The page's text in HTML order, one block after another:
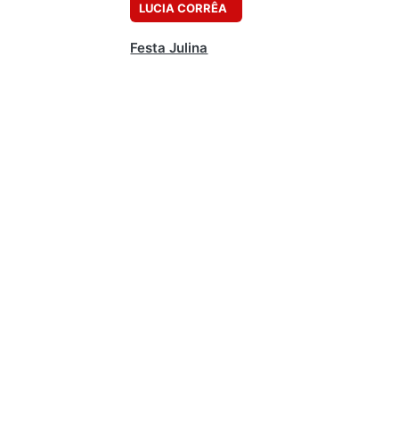
LUCIA CORRÊA
Festa Julina